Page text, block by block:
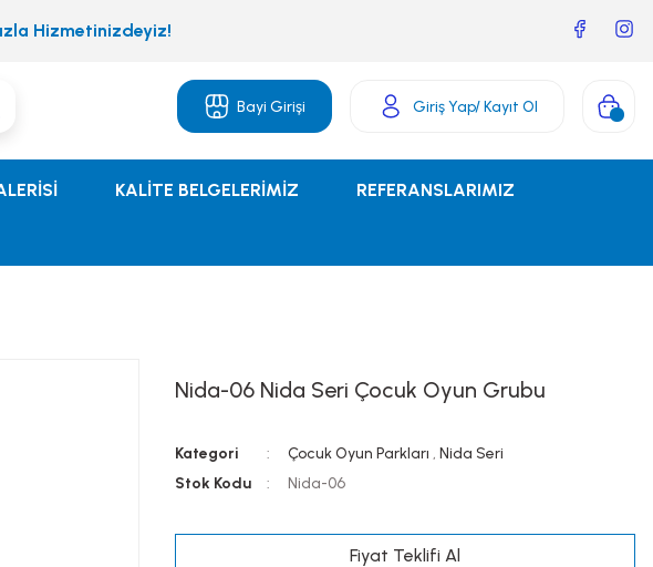
Hizmetinizdeyiz!
Bayi Girişi Giriş Yap/ Kayıt Ol
KALİTE BELGELERİMİZ REFERANSLARIMIZ
Nida-06 Nida Seri Çocuk Oyun Grubu
Kategori Çocuk Oyun Parkları ,Nida Seri
Stok Kodu
Nida-06
Fiyat Teklifi Al